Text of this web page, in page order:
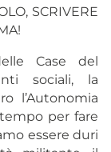
SCRIVERE
Case del
sociali, la
l’Autonomia
per fare
essere duri